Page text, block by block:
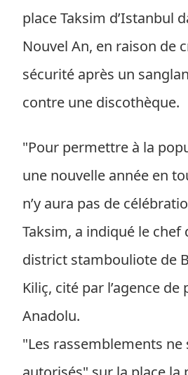
place Taksim d’Istanbul
Nouvel An, en raison de
sécurité après un
contre une discothèque.
"Pour permettre à la
une nouvelle année en
n’y aura pas de
Taksim, a indiqué le chef
district stambouliote de
Kiliç, cité par l’agence
Anadolu.
"Les rassemblements ne